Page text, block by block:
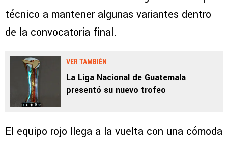
técnico a mantener algunas variantes dentro
de la convocatoria final.
VER TAMBIÉN
La Liga Nacional de Guatemala
presentó su nuevo trofeo
El equipo rojo llega a la vuelta con una cómoda